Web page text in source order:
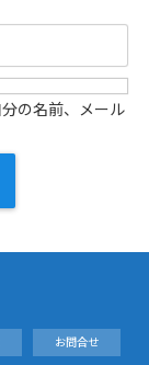
の名前、メール
お問合せ